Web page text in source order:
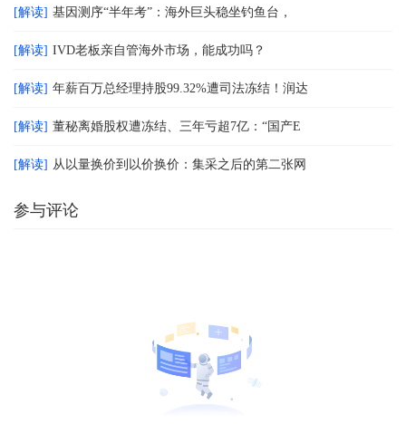
[解读] 基因测序“半年考”：海外巨头稳坐钓鱼台，
[解读] IVD老板亲自管海外市场，能成功吗？
[解读] 年薪百万总经理持股99.32%遭司法冻结！润达
[解读] 董秘离婚股权遭冻结、三年亏超7亿：“国产E
[解读] 从以量换价到以价换价：集采之后的第二张网
参与评论